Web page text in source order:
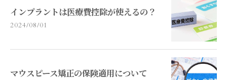
インプラントは医療費控除が使えるの？
2024/08/01
マウスピース矯正の保険適用について